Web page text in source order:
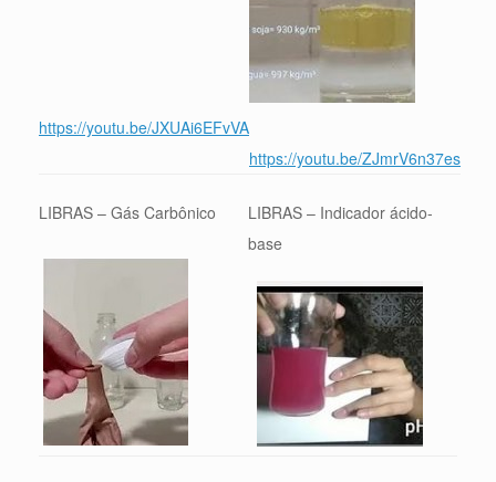
https://youtu.be/JXUAi6EFvVA
https://youtu.be/ZJmrV6n37es
LIBRAS – Gás Carbônico
LIBRAS – Indicador ácido-
base